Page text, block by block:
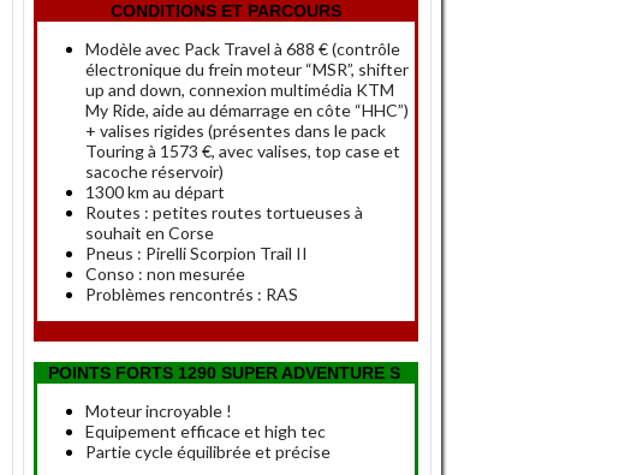
CONDITIONS ET PARCOURS
Modèle avec Pack Travel à 688 € (contrôle
électronique du frein moteur “MSR”, shifter
up and down, connexion multimédia KTM
My Ride, aide au démarrage en côte “HHC”)
+ valises rigides (présentes dans le pack
Touring à 1573 €, avec valises, top case et
sacoche réservoir)
1300 km au départ
Routes : petites routes tortueuses à
souhait en Corse
Pneus : Pirelli Scorpion Trail II
Conso : non mesurée
Problèmes rencontrés : RAS
POINTS FORTS 1290 SUPER ADVENTURE S
Moteur incroyable !
Equipement efficace et high tec
Partie cycle équilibrée et précise